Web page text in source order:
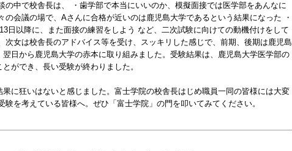
の中で校舎長は、 ・歯学部で本当にいいのか、模擬面接では医学部をあんなに
の会議の場で、Aさんに合格が近いのは鹿児島大学であるという結果になった ・
日以降に、また面接の練習をしよう など、二次試験に向けての動機付けをして
次女は校舎長のアドバイス等を受け、スッキリした感じで、前期、後期は鹿児島
日から鹿児島大学の赤本に取り組みました。受験結果は、鹿児島大学医学部の
ができ、長い受験が終わりました。
に狂いはないと感じました。富士学院の校舎長はじめ職員一同の皆様には大変
験を考えている皆様へ。ぜひ「富士学院」の門を叩いてみてください。